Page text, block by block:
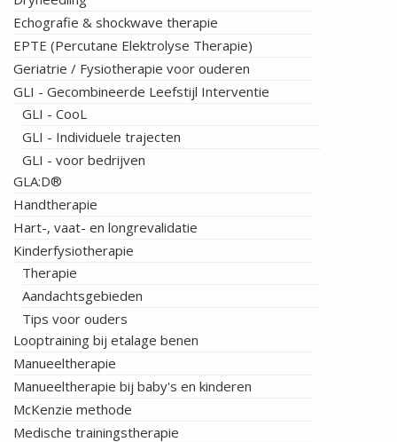
Echografie & shockwave therapie
EPTE (Percutane Elektrolyse Therapie)
Geriatrie / Fysiotherapie voor ouderen
GLI - Gecombineerde Leefstijl Interventie
GLI - CooL
GLI - Individuele trajecten
GLI - voor bedrijven
GLA:D®
Handtherapie
Hart-, vaat- en longrevalidatie
Kinderfysiotherapie
Therapie
Aandachtsgebieden
Tips voor ouders
Looptraining bij etalage benen
Manueeltherapie
Manueeltherapie bij baby's en kinderen
McKenzie methode
Medische trainingstherapie